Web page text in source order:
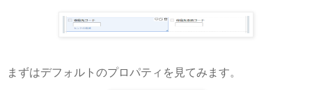
まずはデフォルトのプロパティを見てみます。